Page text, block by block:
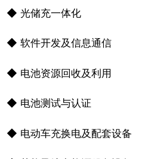
◆ 光储充一体化
◆ 软件开发及信息通信
◆ 电池资源回收及利用
◆ 电池测试与认证
◆ 电动车充换电及配套设备关闭